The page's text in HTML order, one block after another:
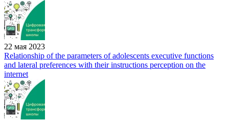
22 мая 2023
Relationship of the parameters of adolescents executive functions
and lateral preferences with their instructions perception on the
internet